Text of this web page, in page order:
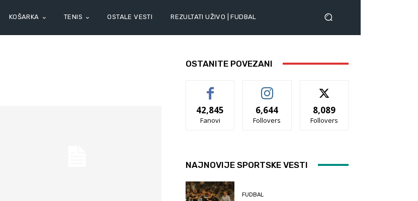
KOŠARKA TENIS OSTALE VESTI REZULTATI UŽIVO | FUDBAL
OSTANITE POVEZANI
42,845
Fanovi
6,644
Follovers
8,089
Follovers
NAJNOVIJE SPORTSKE VESTI
FUDBAL